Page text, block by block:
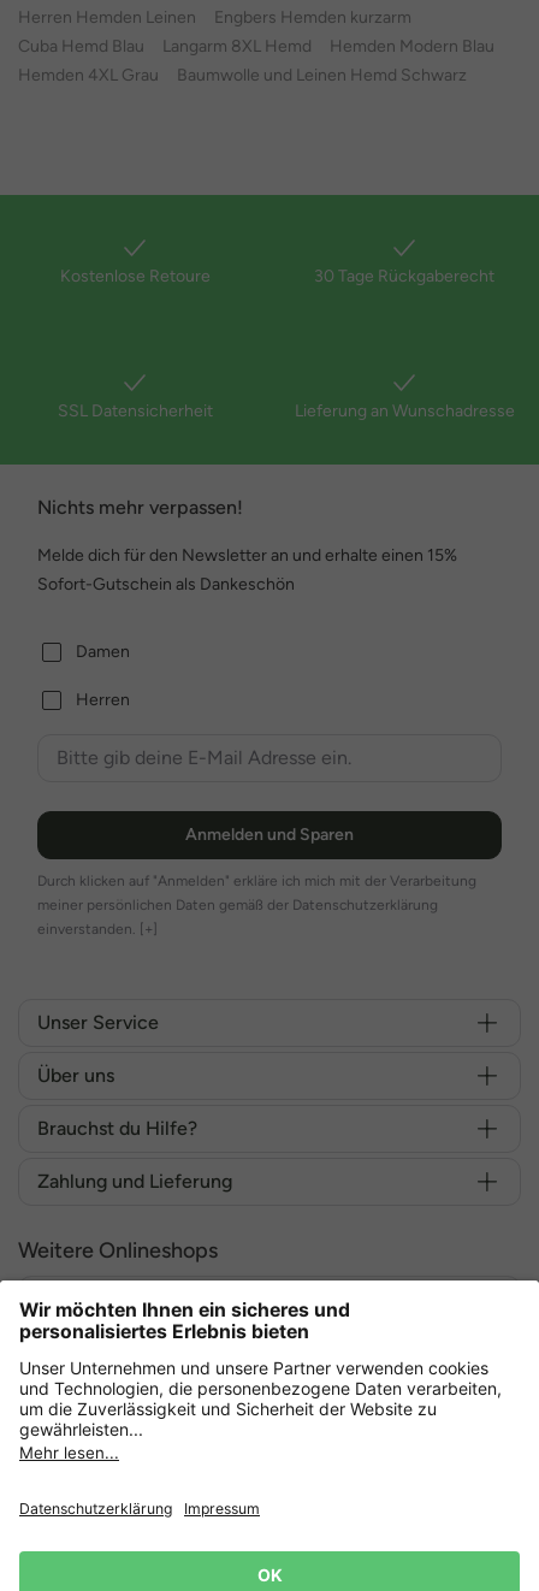
Herren Hemden Leinen
Engbers Hemden kurzarm
Cuba Hemd Blau
Langarm 8XL Hemd
Hemden Modern Blau
Hemden 4XL Grau
Baumwolle und Leinen Hemd Schwarz
Kostenlose Retoure 30 Tage Rückgaberecht
SSL Datensicherheit Lieferung an Wunschadresse
Nichts mehr verpassen!
Melde dich für den Newsletter an und erhalte einen 15%
Sofort-Gutschein als Dankeschön
Damen
Herren
Anmelden und Sparen
Durch klicken auf "Anmelden" erkläre ich mich mit der Verarbeitung
meiner persönlichen Daten gemäß der Datenschutzerklärung
einverstanden. [+]
Unser Service
Über uns
Brauchst du Hilfe?
Zahlung und Lieferung
Weitere Onlineshops
Deutschland
Sicher einkaufen mit
AGB